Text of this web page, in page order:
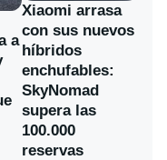
a
Xiaomi arrasa
con sus nuevos
híbridos
enchufables:
SkyNomad
supera las
100.000
reservas